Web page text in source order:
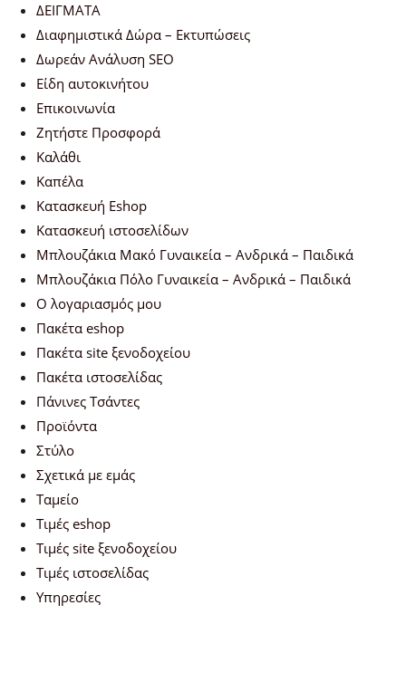
ΔΕΙΓΜΑΤΑ
Διαφημιστικά Δώρα – Εκτυπώσεις
Δωρεάν Ανάλυση SEO
Είδη αυτοκινήτου
Επικοινωνία
Ζητήστε Προσφορά
Καλάθι
Καπέλα
Κατασκευή Eshop
Κατασκευή ιστοσελίδων
Μπλουζάκια Μακό Γυναικεία – Ανδρικά – Παιδικά
Μπλουζάκια Πόλο Γυναικεία – Ανδρικά – Παιδικά
Ο λογαριασμός μου
Πακέτα eshop
Πακέτα site ξενοδοχείου
Πακέτα ιστοσελίδας
Πάνινες Τσάντες
Προϊόντα
Στύλο
Σχετικά με εμάς
Ταμείο
Τιμές eshop
Τιμές site ξενοδοχείου
Τιμές ιστοσελίδας
Υπηρεσίες